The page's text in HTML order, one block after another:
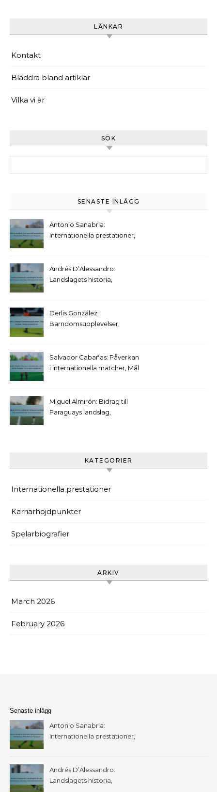
LÄNKAR
Kontakt
Bläddra bland artiklar
Vilka vi är
SÖK
SENASTE INLÄGG
Antonio Sanabria:
Internationella prestationer,
Andrés D’Alessandro:
Landslagets historia,
Derlis González:
Barndomsupplevelser,
Salvador Cabañas: Påverkan
i internationella matcher, Mål
Miguel Almirón: Bidrag till
Paraguays landslag,
KATEGORIER
Internationella prestationer
Karriärhöjdpunkter
Spelarbiografier
ARKIV
March 2026
February 2026
Senaste inlägg
Antonio Sanabria:
Internationella prestationer,
Paraguay
Andrés D’Alessandro:
Landslagets historia,